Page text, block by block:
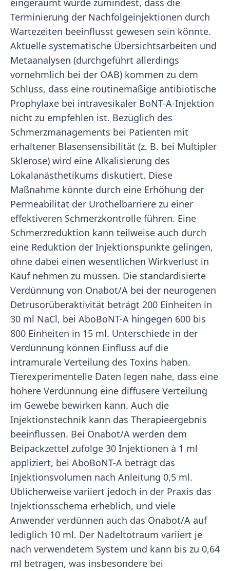
eingeräumt wurde zumindest, dass die
Terminierung der Nachfolgeinjektionen durch
Wartezeiten beeinflusst gewesen sein könnte.
Aktuelle systematische Übersichtsarbeiten und
Metaanalysen (durchgeführt allerdings
vornehmlich bei der OAB) kommen zu dem
Schluss, dass eine routinemäßige antibiotische
Prophylaxe bei intravesikaler BoNT-A-Injektion
nicht zu empfehlen ist. Bezüglich des
Schmerzmanagements bei Patienten mit
erhaltener Blasensensibilität (z. B. bei Multipler
Sklerose) wird eine Alkalisierung des
Lokalanästhetikums diskutiert. Diese
Maßnahme könnte durch eine Erhöhung der
Permeabilität der Urothelbarriere zu einer
effektiveren Schmerzkontrolle führen. Eine
Schmerzreduktion kann teilweise auch durch
eine Reduktion der Injektionspunkte gelingen,
ohne dabei einen wesentlichen Wirkverlust in
Kauf nehmen zu müssen. Die standardisierte
Verdünnung von Onabot/A bei der neurogenen
Detrusorüberaktivität beträgt 200 Einheiten in
30 ml NaCl, bei AboBoNT-A hingegen 600 bis
800 Einheiten in 15 ml. Unterschiede in der
Verdünnung können Einfluss auf die
intramurale Verteilung des Toxins haben.
Tierexperimentelle Daten legen nahe, dass eine
höhere Verdünnung eine diffusere Verteilung
im Gewebe bewirken kann. Auch die
Injektionstechnik kann das Therapieergebnis
beeinflussen. Bei Onabot/A werden dem
Beipackzettel zufolge 30 Injektionen à 1 ml
appliziert, bei AboBoNT-A beträgt das
Injektionsvolumen nach Anleitung 0,5 ml.
Üblicherweise variiert jedoch in der Praxis das
Injektionsschema erheblich, und viele
Anwender verdünnen auch das Onabot/A auf
lediglich 10 ml. Der Nadeltotraum variiert je
nach verwendetem System und kann bis zu 0,64
ml betragen, was insbesondere bei